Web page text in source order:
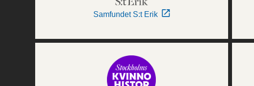
Samfundet S:t Erik